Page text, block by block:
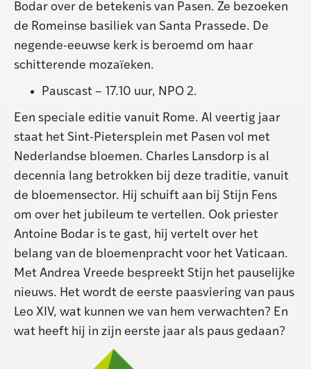
Bodar over de betekenis van Pasen. Ze bezoeken
de Romeinse basiliek van Santa Prassede. De
negende-eeuwse kerk is beroemd om haar
schitterende mozaïeken.
Pauscast – 17.10 uur, NPO 2.
Een speciale editie vanuit Rome. Al veertig jaar
staat het Sint-Pietersplein met Pasen vol met
Nederlandse bloemen. Charles Lansdorp is al
decennia lang betrokken bij deze traditie, vanuit
de bloemensector. Hij schuift aan bij Stijn Fens
om over het jubileum te vertellen. Ook priester
Antoine Bodar is te gast, hij vertelt over het
belang van de bloemenpracht voor het Vaticaan.
Met Andrea Vreede bespreekt Stijn het pauselijke
nieuws. Het wordt de eerste paasviering van paus
Leo XIV, wat kunnen we van hem verwachten? En
wat heeft hij in zijn eerste jaar als paus gedaan?